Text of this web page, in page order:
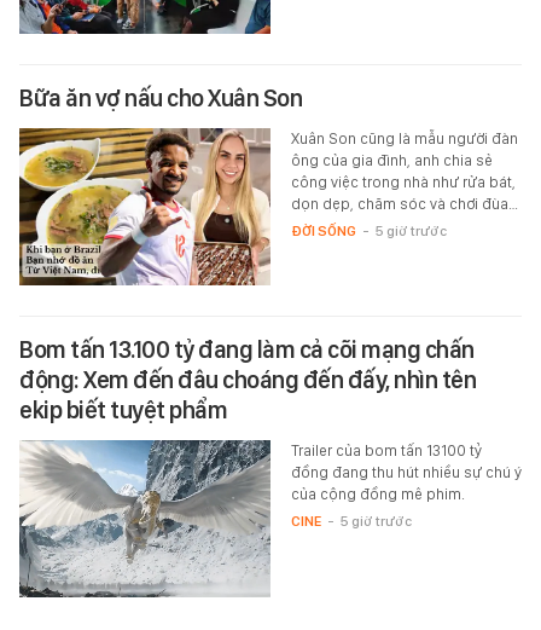
Bữa ăn vợ nấu cho Xuân Son
Xuân Son cũng là mẫu người đàn
ông của gia đình, anh chia sẻ
công việc trong nhà như rửa bát,
dọn dẹp, chăm sóc và chơi đùa…
ĐỜI SỐNG - 5 giờ trước
Bom tấn 13.100 tỷ đang làm cả cõi mạng chấn
động: Xem đến đâu choáng đến đấy, nhìn tên
ekip biết tuyệt phẩm
Trailer của bom tấn 13100 tỷ
đồng đang thu hút nhiều sự chú ý
của cộng đồng mê phim.
CINE - 5 giờ trước